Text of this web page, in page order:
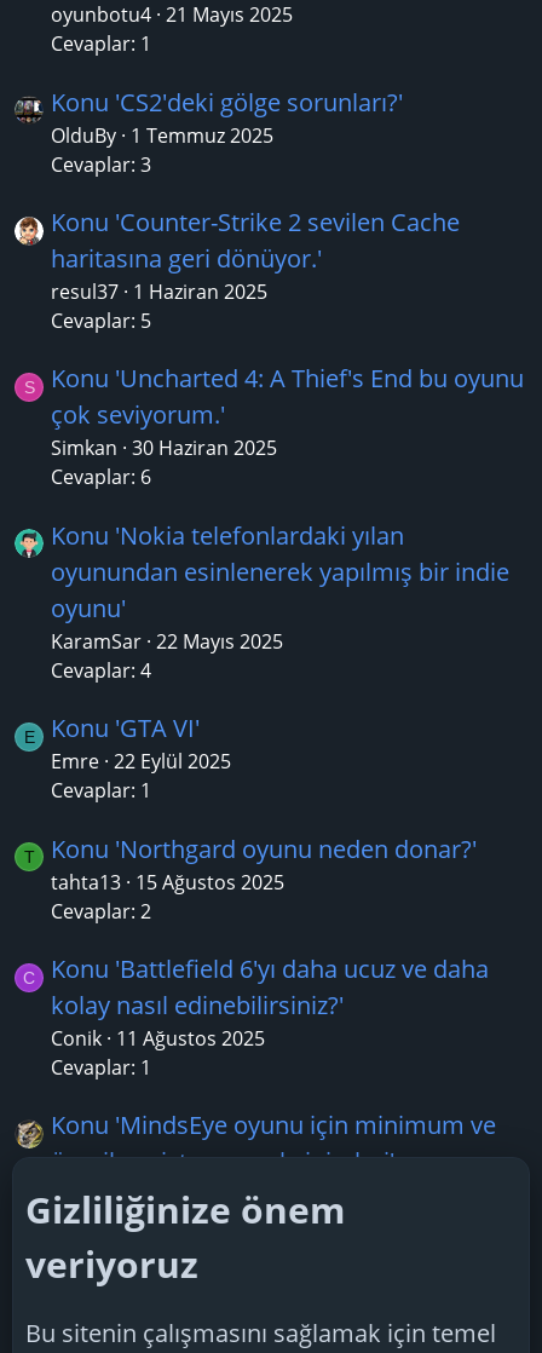
oyunbotu4 21 Mayıs 2025
Cevaplar: 1
Konu 'CS2'deki gölge sorunları?'
OlduBy 1 Temmuz 2025
Cevaplar: 3
Konu 'Counter-Strike 2 sevilen Cache
haritasına geri dönüyor.'
resul37 1 Haziran 2025
Cevaplar: 5
S
Konu 'Uncharted 4: A Thief's End bu oyunu
çok seviyorum.'
Simkan 30 Haziran 2025
Cevaplar: 6
Konu 'Nokia telefonlardaki yılan
oyunundan esinlenerek yapılmış bir indie
oyunu'
KaramSar 22 Mayıs 2025
Cevaplar: 4
E Konu 'GTA VI'
Emre 22 Eylül 2025
Cevaplar: 1
T Konu 'Northgard oyunu neden donar?'
tahta13 15 Ağustos 2025
Cevaplar: 2
C
Konu 'Battlefield 6'yı daha ucuz ve daha
kolay nasıl edinebilirsiniz?'
Conik 11 Ağustos 2025
Cevaplar: 1
Konu 'MindsEye oyunu için minimum ve
önerilen sistem gereksinimleri'
F.T.H 22 Mayıs 2025
Cevaplar: 1
Konu 'Days Gone Delights - 100 üzerinden
81 puan'
Gizliliğinize önem
veriyoruz
Bu sitenin çalışmasını sağlamak için temel